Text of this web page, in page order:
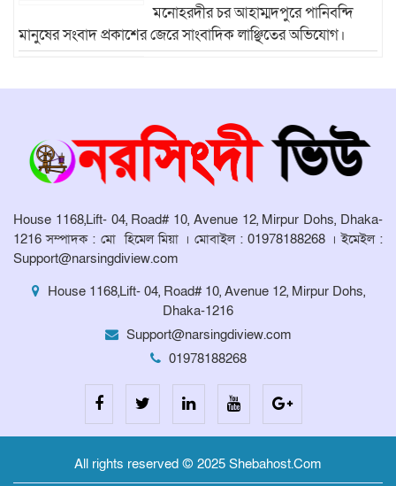
মনোহরদীর চর আহাম্মদপুরে পানিবন্দি
মানুষের সংবাদ প্রকাশের জেরে সাংবাদিক লাঞ্ছিতের অভিযোগ।
কমিটির সভা অনুষ্ঠিত
House 1168,Lift- 04, Road# 10, Avenue 12, Mirpur Dohs, Dhaka-
1216 সম্পাদক : মো হিমেল মিয়া । মোবাইল : 01978188268 । ইমেইল :
Support@narsingdiview.com
House 1168,Lift- 04, Road# 10, Avenue 12, Mirpur Dohs,
Dhaka-1216
Support@narsingdiview.com
01978188268
All rights reserved © 2025 Shebahost.Com